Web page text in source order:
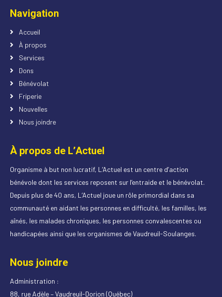
Navigation
Accueil
À propos
Services
Dons
Bénévolat
Friperie
Nouvelles
Nous joindre
À propos de L’Actuel
Organisme à but non lucratif, L’Actuel est un centre d’action
bénévole dont les services reposent sur l’entraide et le bénévolat.
Depuis plus de 40 ans, L’Actuel joue un rôle primordial dans sa
communauté en aidant les personnes en difficulté, les familles, les
aînés, les malades chroniques, les personnes convalescentes ou
handicapées ainsi que les organismes de Vaudreuil-Soulanges.
Nous joindre
Administration :
88, rue Adèle – Vaudreuil-Dorion (Québec)